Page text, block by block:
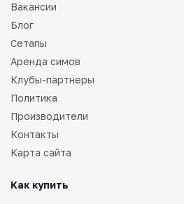
Вакансии
Блог
Сетапы
Аренда симов
Клубы-партнеры
Политика
Производители
Контакты
Карта сайта
Как купить